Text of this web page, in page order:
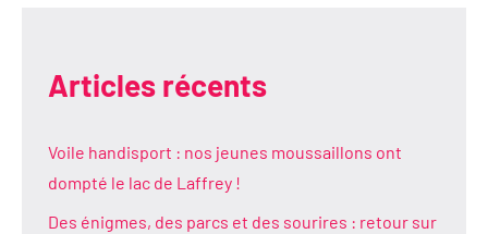
Articles récents
Voile handisport : nos jeunes moussaillons ont
dompté le lac de Laffrey !
Des énigmes, des parcs et des sourires : retour sur